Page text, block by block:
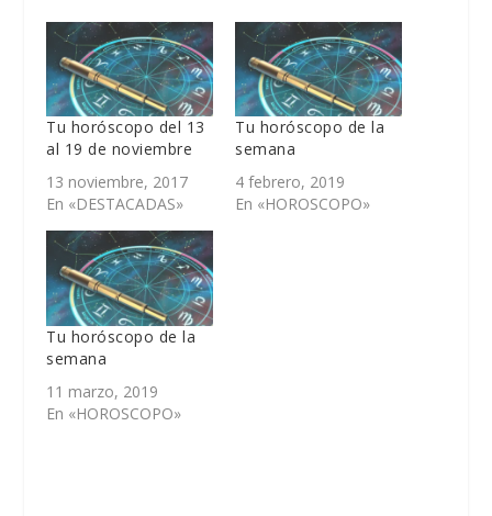
Tu horóscopo del 13
al 19 de noviembre
13 noviembre, 2017
En «DESTACADAS»
Tu horóscopo de la
semana
4 febrero, 2019
En «HOROSCOPO»
Tu horóscopo de la
semana
11 marzo, 2019
En «HOROSCOPO»